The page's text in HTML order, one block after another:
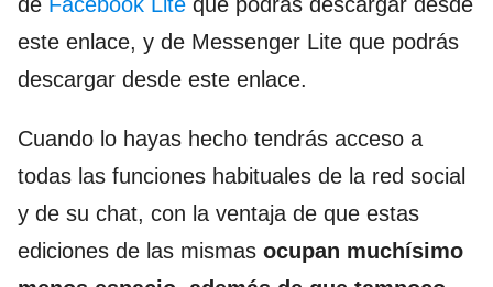
este enlace, y de Messenger Lite que podrás
descargar desde este enlace.
Cuando lo hayas hecho tendrás acceso a
todas las funciones habituales de la red social
y de su chat, con la ventaja de que estas
ediciones de las mismas ocupan muchísimo